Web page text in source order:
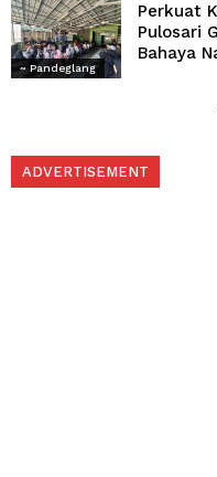
~ Pandeglang
Perkuat
Pulosari
Bahaya
ADVERTISEMENT